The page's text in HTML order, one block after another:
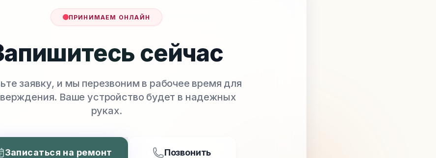
ПРИНИМАЕМ ОНЛАЙН
сейчас
заявку, и мы перезвоним в рабочее время для
Ваше устройство будет в надежных
руках.
Записаться на ремонт Позвонить